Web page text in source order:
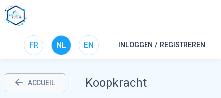
FR NL EN INLOGGEN / REGISTREREN
ACCUEIL Koopkracht